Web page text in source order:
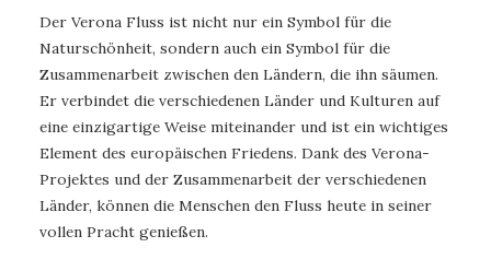
Der Verona Fluss ist nicht nur ein Symbol für die
Naturschönheit, sondern auch ein Symbol für die
Zusammenarbeit zwischen den Ländern, die ihn säumen.
Er verbindet die verschiedenen Länder und Kulturen auf
eine einzigartige Weise miteinander und ist ein wichtiges
Element des europäischen Friedens. Dank des Verona-
Projektes und der Zusammenarbeit der verschiedenen
Länder, können die Menschen den Fluss heute in seiner
vollen Pracht genießen.